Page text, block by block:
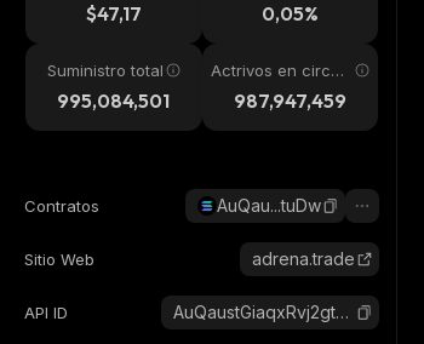
$47,17 0,05%
Suministro total
995,084,501
Actrivos en circul
ación987,947,459
Contratos AuQau...tuDw
Sitio Web adrena.trade
API ID AuQaustGiaqxRvj2gtCdrd22PBzTn8kM3kEPEkZCtuDw_solana